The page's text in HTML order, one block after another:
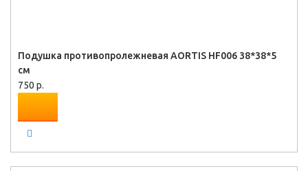
Подушка противопролежневая AORTIS HF006 38*38*5
см
750 р.